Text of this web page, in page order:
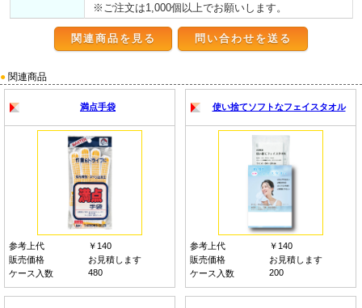
※ご注文は1,000個以上でお願いします。
関連商品を見る
● 関連商品
満点手袋
参考上代
￥140
販売価格
お見積します
ケース入数
480
使い捨てソフトなフェイスタオル
参考上代
￥140
販売価格
お見積します
ケース入数
200